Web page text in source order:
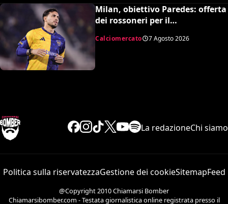
Milan, obiettivo Paredes: offerta
dei rossoneri per il
Calciomercato 7 Agosto 2026
La redazioneChi siamo
Politica sulla riservatezzaGestione dei cookieSitemapFeed
@Copyright 2010 Chiamarsi Bomber
Chiamarsibomber.com - Testata giornalistica online registrata presso il